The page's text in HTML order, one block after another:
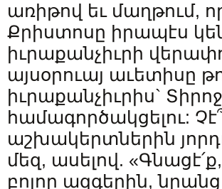
առիթով եւ մաղթում,
Քրիստոսը իրապէս
իւրաքանչիւրի
այսօրուայ աւետիսը
իւրաքանչիւրիս` Տիրոջ
համագործակցելու:
աշխակերտներին
մեզ, ասելով.
բոլոր ազ­գե­րին, նրանց